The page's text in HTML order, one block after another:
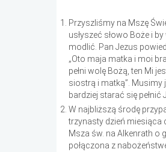
Przyszliśmy na Mszę
usłyszeć słowo Boże i
modlić. Pan Jezus
„Oto maja matka i moi
pełni wolę Bożą, ten Mi
siostrą i matką”. Musimy
bardziej starać się pełnić
W najbliższą środę
trzynasty dzień miesiąca
Msza św. na Alkenrath o
połączona z